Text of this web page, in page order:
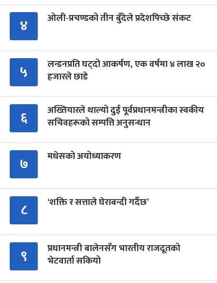
४ ओली-प्रचण्डको तीन बुँदेले प्रदेशपिच्छे संकट
५
लन्डनप्रति घट्दो आकर्षण, एक वर्षमा ४ लाख २०
हजारले छाडे
६
अख्तियारले थाल्यो दुई पूर्वप्रधानमन्त्रीका स्वकीय
सचिवहरूको सम्पत्ति अनुसन्धान
७ मधेसको अयोध्याकरण
८ ‘शक्ति र सत्ताले घेराबन्दी गर्दैछ’
९
प्रधानमन्त्री बालेनसँग भारतीय राजदूतको
भेटवार्ता सकियो